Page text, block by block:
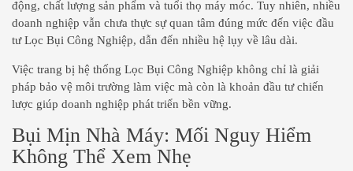
động, chất lượng sản phẩm và tuổi thọ máy móc. Tuy nhiên, nhiều
doanh nghiệp vẫn chưa thực sự quan tâm đúng mức đến việc đầu
tư Lọc Bụi Công Nghiệp, dẫn đến nhiều hệ lụy về lâu dài.
Việc trang bị hệ thống Lọc Bụi Công Nghiệp không chỉ là giải
pháp bảo vệ môi trường làm việc mà còn là khoản đầu tư chiến
lược giúp doanh nghiệp phát triển bền vững.
Bụi Mịn Nhà Máy: Mối Nguy Hiểm
Không Thể Xem Nhẹ